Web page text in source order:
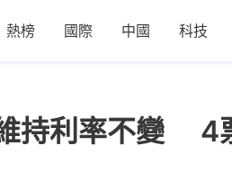
熱榜 國際 中國 科技
持利率不變 4